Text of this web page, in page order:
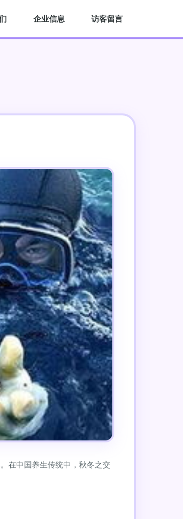
企业信息 访客留言
在中国养生传统中，秋冬之交